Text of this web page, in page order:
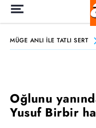
MÜGE ANLI İLE TATLI SERT
Oğlunu
Yusuf Birbir